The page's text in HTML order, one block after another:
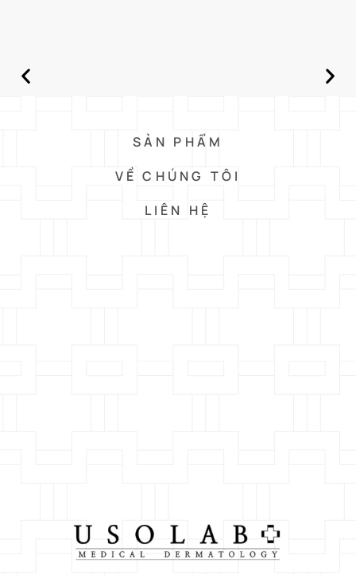
SẢN PHẨM
VỀ CHÚNG TÔI
LIÊN HỆ